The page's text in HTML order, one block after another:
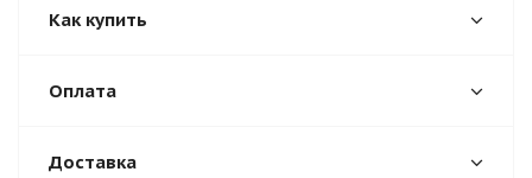
Как купить
Оплата
Доставка